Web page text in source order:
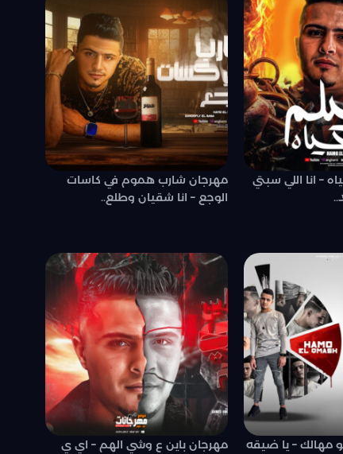
– انا اللي سبتي
مهرجان شارب هموم في كاسات
الوجع – انا شقيان وطلع..
مهالك – يا ضيقه
مهرجان باين ع وشي الهم – اي ي